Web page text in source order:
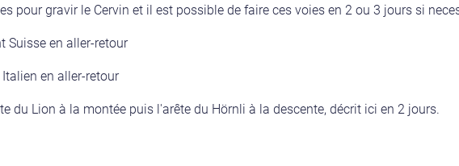
pour gravir le Cervin et il est possible de faire ces voies en 2 ou 3 jours si
Suisse en aller-retour
en aller-retour
du Lion à la montée puis l'arête du Hörnli à la descente, décrit ici en 2 jours.